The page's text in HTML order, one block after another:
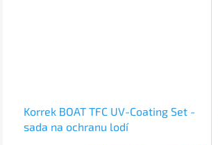
Korrek BOAT TFC UV-Coating Set -
sada na ochranu lodí